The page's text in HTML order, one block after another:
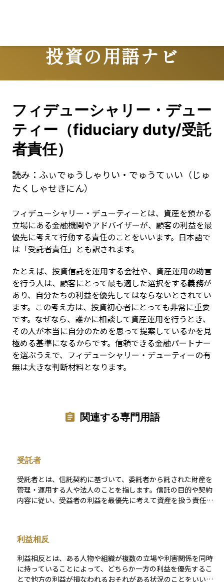
投資の用語ナビ
Terms
フィデューシャリー・デュー
ティー（fiduciary duty/受託
者責任）
読み： ふぃでゅうしゃりい・でゅうてぃい（じゅ
たくしゃせきにん）
フィデューシャリー・デューティーとは、資産を預かる
立場にある金融機関やアドバイザーが、顧客の利益を最
優先に考えて行動する責任のことをいいます。日本語で
は「受託者責任」とも訳されます。
たとえば、投資信託を運用する会社や、資産運用の助言
を行う人は、顧客にとって最も適した選択をする義務が
あり、自分たちの利益を優先してはならないとされてい
ます。この考え方は、投資初心者にとっても非常に重要
です。なぜなら、誰かに相談して資産運用を行うとき、
その人が本当に自分のためを思って提案しているかを見
極める基準になるからです。信頼できる金融パートナー
を選ぶうえで、フィデューシャリー・デューティーの有
無は大きな判断材料となります。
関連する専門用語
受託者
受託者とは、信託契約に基づいて、委託者から託された財産を
管理・運用する人や法人のことを指します。信託の目的や契約
内容に従い、受益者の利益を最優先に考えて資産を扱う責任が
場合、受託者はその資産を信託の目的に沿って安全かつ効果的
に管理・運用する義務を負います。自分の資産とは明確に分け
て管理する「分別管理義務」もあり、不適切な流用は許されま
せん。 信託において受託者は、実際に財産を動かす実務の中心
利益相反
利益相反とは、ある人物や組織が複数の立場や利害関係を同時
に持っていることによって、どちらか一方の利益を優先するこ
とで他方の利益が損なわれるおそれがある状況のことをいいま